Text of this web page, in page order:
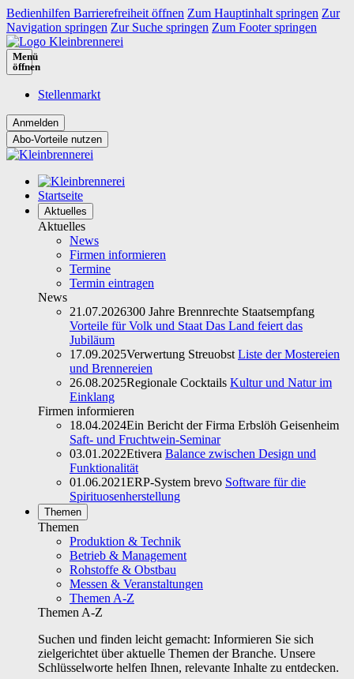
Bedienhilfen Barrierefreiheit öffnen Zum Hauptinhalt springen Zur
Navigation springen Zur Suche springen Zum Footer springen
Menü
öffnen
Stellenmarkt
Abo-Vorteile nutzen
Startseite
Aktuelles
Aktuelles
News
Firmen informieren
Termine
Termin eintragen
News
21.07.2026300 Jahre Brennrechte Staatsempfang
Vorteile für Volk und Staat Das Land feiert das
Jubiläum
17.09.2025Verwertung Streuobst Liste der Mostereien
und Brennereien
26.08.2025Regionale Cocktails Kultur und Natur im
Einklang
Firmen informieren
18.04.2024Ein Bericht der Firma Erbslöh Geisenheim
Saft- und Fruchtwein-Seminar
03.01.2022Etivera Balance zwischen Design und
Funktionalität
01.06.2021ERP-System brevo Software für die
Spirituosenherstellung
Themen
Themen
Produktion & Technik
Betrieb & Management
Rohstoffe & Obstbau
Messen & Veranstaltungen
Themen A-Z
Themen A-Z
Suchen und finden leicht gemacht: Informieren Sie sich
zielgerichtet über aktuelle Themen der Branche. Unsere
Schlüsselworte helfen Ihnen, relevante Inhalte zu entdecken.